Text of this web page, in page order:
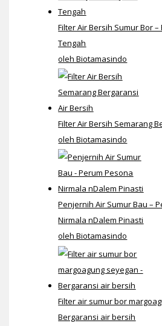
Filter Air Bersih Sumur Bor –
Tengah
oleh Biotamasindo
Filter Air Bersih Semarang
oleh Biotamasindo
Penjernih Air Sumur Bau –
Nirmala nDalem Pinasti
oleh Biotamasindo
Filter air sumur bor
Bergaransi air bersih